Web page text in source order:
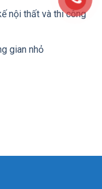
nội thất và thi công
gian nhỏ